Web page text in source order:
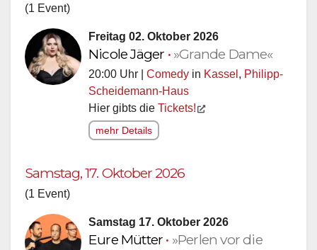
(1 Event)
Freitag 02. Oktober 2026
Nicole Jäger • »Grande Dame«
20:00 Uhr | Comedy in Kassel , Philipp-
Scheidemann-Haus
Hier gibts die Tickets!
mehr Details
Samstag, 17. Oktober 2026
(1 Event)
Samstag 17. Oktober 2026
Eure Mütter • »Perlen vor die